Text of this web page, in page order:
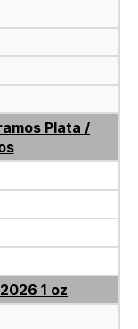
Plata /
1 oz